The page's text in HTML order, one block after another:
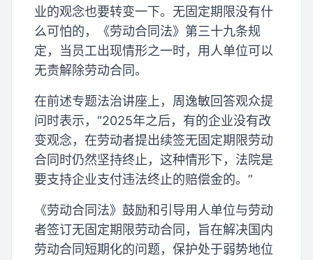
业的观念也要转变一下。无固定期限没有什
么可怕的，《劳动合同法》第三十九条规
定，当员工出现情形之一时，用人单位可以
无责解除劳动合同。
在前述专题法治讲座上，周逸敏回答观众提
问时表示，“2025年之后，有的企业没有改
变观念，在劳动者提出续签无固定期限劳动
合同时仍然坚持终止，这种情形下，法院是
要支持企业支付违法终止的赔偿金的。”
《劳动合同法》鼓励和引导用人单位与劳动
者签订无固定期限劳动合同，旨在解决国内
劳动合同短期化的问题，保护处于弱势地位